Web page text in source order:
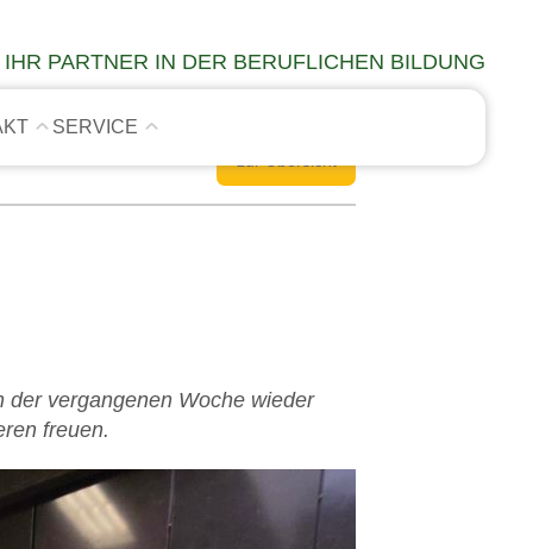
vergangenen Woche wieder
freuen.
SERVICE
IHR PARTNER IN DER BERUFLICHEN BILDUNG